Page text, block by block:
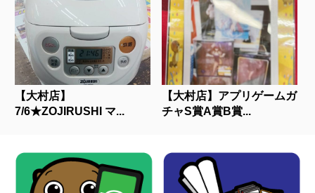
【大村店】
7/6★ZOJIRUSHI マ...
【大村店】アプリゲームガ
チャS賞A賞B賞...